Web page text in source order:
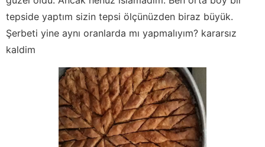
tepside yaptım sizin tepsi ölçünüzden biraz büyük.
Şerbeti yine aynı oranlarda mı yapmalıyım? kararsız
kaldim